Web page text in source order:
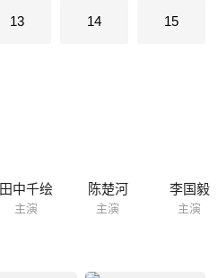
13 14 15
田中千绘
主演
陈楚河
主演
李国毅
主演